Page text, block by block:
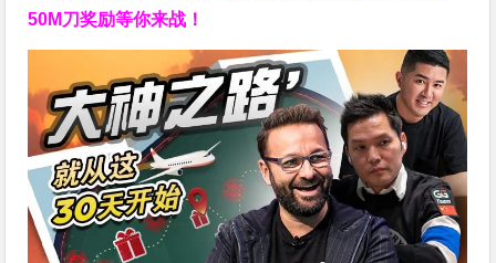
50M刀奖励等你来战！